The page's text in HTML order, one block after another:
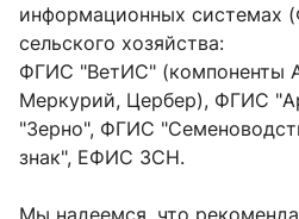
информационных системах
сельского хозяйства:
ФГИС "ВетИС" (компоненты
Меркурий, Цербер), ФГИС
"Зерно", ФГИС
знак", ЕФИС ЗСН.